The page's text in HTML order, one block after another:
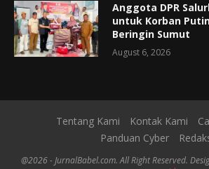
Anggota DPR
untuk Korban
Beringin Sumut
August 6, 2026
Tentang Kami Kontak Kami
Panduan Cyber
@2026 - JurnalBabel.com. All Right Reserved.